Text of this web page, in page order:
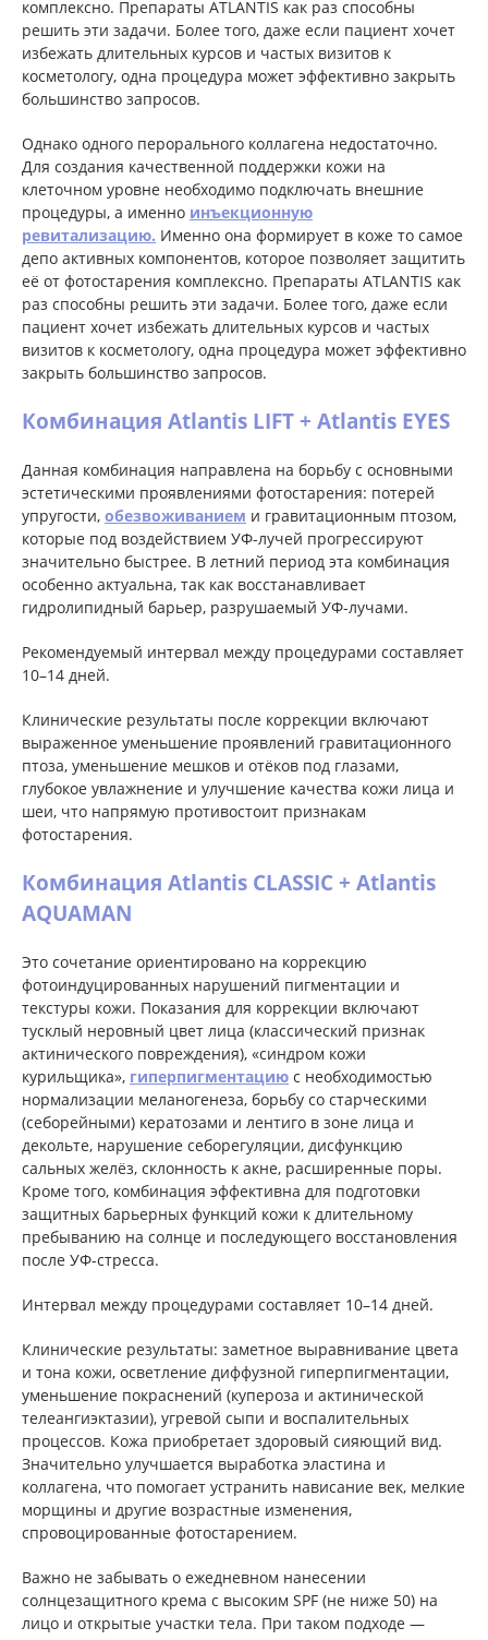
комплексно. Препараты ATLANTIS как раз способны
решить эти задачи. Более того, даже если пациент хочет
избежать длительных курсов и частых визитов к
косметологу, одна процедура может эффективно закрыть
большинство запросов.
Однако одного перорального коллагена недостаточно.
Для создания качественной поддержки кожи на
клеточном уровне необходимо подключать внешние
процедуры, а именно инъекционную
ревитализацию. Именно она формирует в коже то самое
депо активных компонентов, которое позволяет защитить
её от фотостарения комплексно. Препараты ATLANTIS как
раз способны решить эти задачи. Более того, даже если
пациент хочет избежать длительных курсов и частых
визитов к косметологу, одна процедура может эффективно
закрыть большинство запросов.
Комбинация Atlantis LIFT + Atlantis EYES
Данная комбинация направлена на борьбу с основными
эстетическими проявлениями фотостарения: потерей
упругости, обезвоживанием и гравитационным птозом,
которые под воздействием УФ-лучей прогрессируют
значительно быстрее. В летний период эта комбинация
особенно актуальна, так как восстанавливает
гидролипидный барьер, разрушаемый УФ-лучами.
Рекомендуемый интервал между процедурами составляет
10–14 дней.
Клинические результаты после коррекции включают
выраженное уменьшение проявлений гравитационного
птоза, уменьшение мешков и отёков под глазами,
глубокое увлажнение и улучшение качества кожи лица и
шеи, что напрямую противостоит признакам
фотостарения.
Комбинация Atlantis CLASSIC + Atlantis
AQUAMAN
Это сочетание ориентировано на коррекцию
фотоиндуцированных нарушений пигментации и
текстуры кожи. Показания для коррекции включают
тусклый неровный цвет лица (классический признак
актинического повреждения), «синдром кожи
курильщика», гиперпигментацию с необходимостью
нормализации меланогенеза, борьбу со старческими
(себорейными) кератозами и лентиго в зоне лица и
декольте, нарушение себорегуляции, дисфункцию
сальных желёз, склонность к акне, расширенные поры.
Кроме того, комбинация эффективна для подготовки
защитных барьерных функций кожи к длительному
пребыванию на солнце и последующего восстановления
после УФ-стресса.
Интервал между процедурами составляет 10–14 дней.
Клинические результаты: заметное выравнивание цвета
и тона кожи, осветление диффузной гиперпигментации,
уменьшение покраснений (купероза и актинической
телеангиэктазии), угревой сыпи и воспалительных
процессов. Кожа приобретает здоровый сияющий вид.
Значительно улучшается выработка эластина и
коллагена, что помогает устранить нависание век, мелкие
морщины и другие возрастные изменения,
спровоцированные фотостарением.
Важно не забывать о ежедневном нанесении
солнцезащитного крема с высоким SPF (не ниже 50) на
лицо и открытые участки тела. При таком подходе —